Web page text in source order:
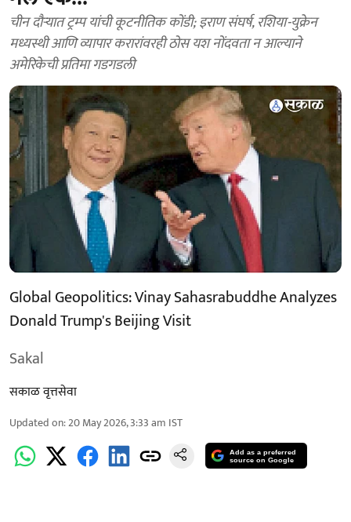
चीन दौऱ्यात ट्रम्प यांची कूटनीतिक कोंडी; इराण संघर्ष, रशिया-युक्रेन
मध्यस्थी आणि व्यापार करारांवरही ठोस यश नोंदवता न आल्याने
अमेरिकेची प्रतिमा गडगडली
Global Geopolitics: Vinay Sahasrabuddhe Analyzes
Donald Trump's Beijing Visit
Sakal
सकाळ वृत्तसेवा
Updated on:20 May 2026, 3:33 am IST
Add as a preferred
source on Google